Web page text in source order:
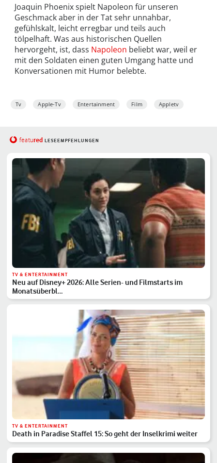
Joaquin Phoenix spielt Napoleon für unseren
Geschmack aber in der Tat sehr unnahbar,
gefühlskalt, leicht erregbar und teils auch
tölpelhaft. Was aus historischen Quellen
hervorgeht, ist, dass Napoleon beliebt war, weil er
mit den Soldaten einen guten Umgang hatte und
Konversationen mit Humor belebte.
Tv Apple-Tv Entertainment Film Appletv
featured LESEEMPFEHLUNGEN
TV & ENTERTAINMENT
Neu auf Disney+ 2026: Alle Serien- und Filmstarts im
Monatsüberbl…
TV & ENTERTAINMENT
Death in Paradise Staffel 15: So geht der Inselkrimi weiter